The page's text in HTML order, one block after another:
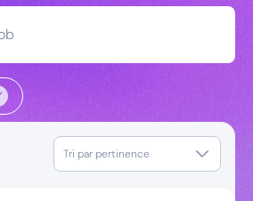
Tri par pertinence